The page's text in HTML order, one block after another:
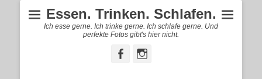
Essen. Trinken. Schlafen.
Ich esse gerne. Ich trinke gerne. Ich schlafe gerne. Und
perfekte Fotos gibt's hier nicht.
FacebookInstagram